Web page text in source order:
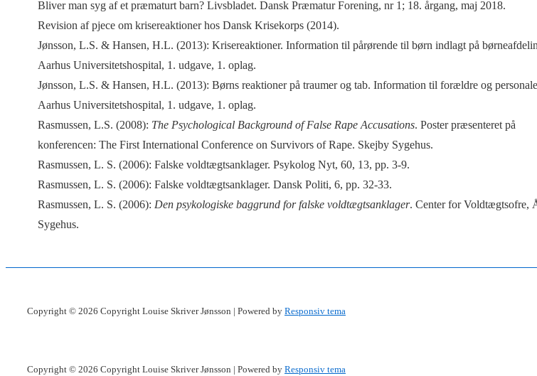
Bliver man syg af et præmaturt barn? Livsbladet. Dansk Præmatur Forening, nr 1; 18. årgang, maj 2018.
Revision af pjece om krisereaktioner hos Dansk Krisekorps (2014).
Jønsson, L.S. & Hansen, H.L. (2013): Krisereaktioner. Information til pårørende til børn indlagt på
Aarhus Universitetshospital, 1. udgave, 1. oplag.
Jønsson, L.S. & Hansen, H.L. (2013): Børns reaktioner på traumer og tab. Information til forældre og
Aarhus Universitetshospital, 1. udgave, 1. oplag.
Rasmussen, L.S. (2008): The Psychological Background of False Rape Accusations. Poster præsenteret på
konferencen: The First International Conference on Survivors of Rape. Skejby Sygehus.
Rasmussen, L. S. (2006): Falske voldtægtsanklager. Psykolog Nyt, 60, 13, pp. 3-9.
Rasmussen, L. S. (2006): Falske voldtægtsanklager. Dansk Politi, 6, pp. 32-33.
Rasmussen, L. S. (2006): Den psykologiske baggrund for falske voldtægtsanklager. Center for Voldtægtsofre,
Sygehus.
Copyright © 2026 Copyright Louise Skriver Jønsson | Powered by Responsiv tema
Copyright © 2026 Copyright Louise Skriver Jønsson | Powered by Responsiv tema